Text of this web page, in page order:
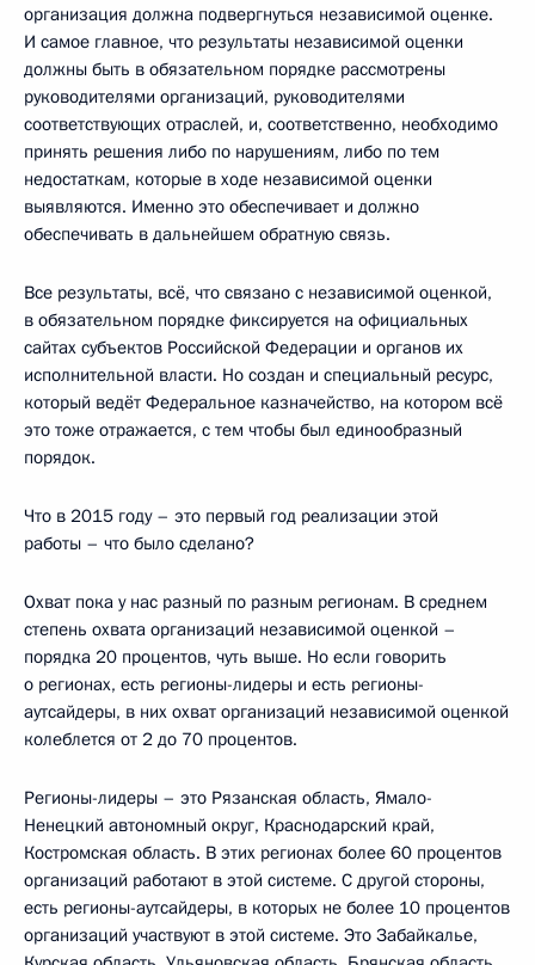
организация должна подвергнуться независимой оценке.
И самое главное, что результаты независимой оценки
должны быть в обязательном порядке рассмотрены
руководителями организаций, руководителями
соответствующих отраслей, и, соответственно, необходимо
принять решения либо по нарушениям, либо по тем
недостаткам, которые в ходе независимой оценки
выявляются. Именно это обеспечивает и должно
обеспечивать в дальнейшем обратную связь.
Все результаты, всё, что связано с независимой оценкой,
в обязательном порядке фиксируется на официальных
сайтах субъектов Российской Федерации и органов их
исполнительной власти. Но создан и специальный ресурс,
который ведёт Федеральное казначейство, на котором всё
это тоже отражается, с тем чтобы был единообразный
порядок.
Что в 2015 году – это первый год реализации этой
работы – что было сделано?
Охват пока у нас разный по разным регионам. В среднем
степень охвата организаций независимой оценкой –
порядка 20 процентов, чуть выше. Но если говорить
о регионах, есть регионы-лидеры и есть регионы-
аутсайдеры, в них охват организаций независимой оценкой
колеблется от 2 до 70 процентов.
Регионы-лидеры – это Рязанская область, Ямало-
Ненецкий автономный округ, Краснодарский край,
Костромская область. В этих регионах более 60 процентов
организаций работают в этой системе. С другой стороны,
есть регионы-аутсайдеры, в которых не более 10 процентов
организаций участвуют в этой системе. Это Забайкалье,